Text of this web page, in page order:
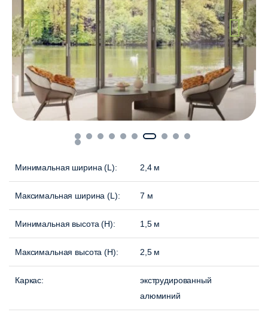
Минимальная ширина (L): 2,4 м
Максимальная ширина (L): 7 м
Минимальная высота (H): 1,5 м
Максимальная высота (H): 2,5 м
Каркас:
экструдированный
алюминий